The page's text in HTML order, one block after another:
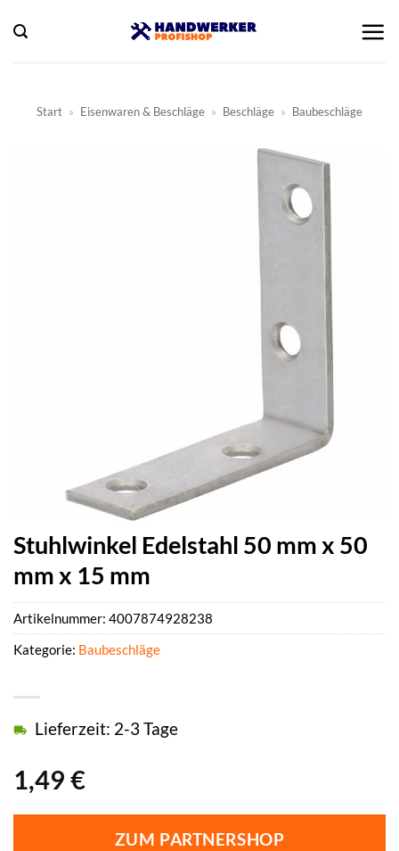
Inhalt
springen
Start » Eisenwaren & Beschläge » Beschläge » Baubeschläge
Stuhlwinkel Edelstahl 50 mm x 50
mm x 15 mm
1,49 €
Lieferzeit: 2-3 Tage
ZUM PARTNERSHOP
Artikelnummer: 4007874928238
Kategorie: Baubeschläge